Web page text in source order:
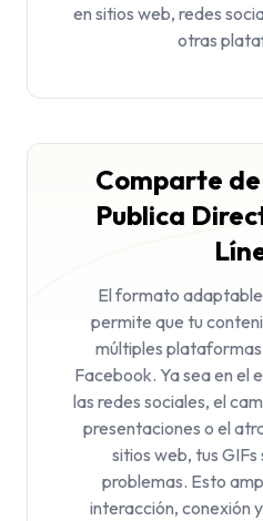
en sitios web, redes
otras
Comparte
Publica
El formato
permite que tu
múltiples
Facebook. Ya sea en el
las redes sociales, el
presentaciones o el
sitios web, tus
problemas. Esto
interacción, conexión